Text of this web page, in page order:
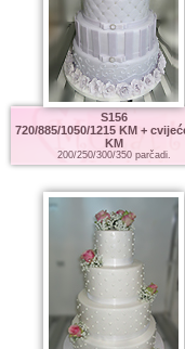
S156
720/885/1050/1215 KM +
KM
200/250/300/350 parčadi.